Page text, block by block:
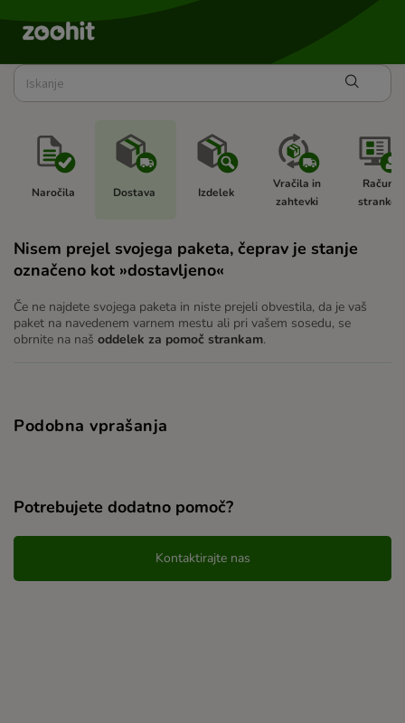
Naročila Dostava Izdelek
Vračila in
zahtevki
Račun
stranke
Nisem prejel svojega paketa, čeprav je stanje
označeno kot »dostavljeno«
Če ne najdete svojega paketa in niste prejeli obvestila, da je vaš
paket na navedenem varnem mestu ali pri vašem sosedu, se
obrnite na naš oddelek za pomoč strankam.
Podobna vprašanja
Potrebujete dodatno pomoč?
Kontaktirajte nas